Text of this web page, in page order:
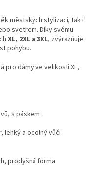
městských stylizací, tak i
svetrem. Díky svému
XL, 2XL a 3XL, zvýrazňuje
pohybu.
pro dámy ve velikosti XL,
s páskem
lehký a odolný vůči
prodyšná forma